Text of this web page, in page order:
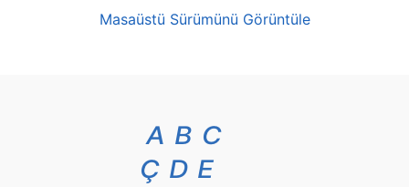
Masaüstü Sürümünü Görüntüle
A B C
Ç D E